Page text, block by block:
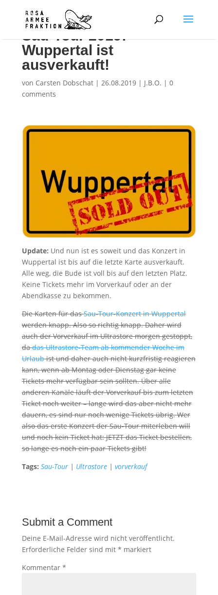
Sau-Tour 2019:
Wuppertal ist
ausverkauft!
von Carsten Dobschat| 26.08.2019| J.B.O. | 0
comments
Update: Und nun ist es soweit und das Konzert in
Wuppertal ist bis auf die letzte Karte ausverkauft.
Alle weg, die Bude ist voll bis auf den letzten Platz.
Keine Tickets mehr im Vorverkauf oder an der
Abendkasse zu bekommen.
Die Karten für dasSau-Tour-Konzert in Wuppertal
werden knapp. Also so richtig knapp. Daher wird
auch der Vorverkauf im Ultrastore morgen gestoppt,
dadas Ultrastore-Team ab kommender Woche im
Urlaubist und daher auch nicht kurzfristig reagieren
kann, wenn ab Montag oder Dienstag gar keine
Tickets mehr verfügbar sein sollten. Über alle
anderen Kanäle läuft der Vorverkauf bis zum letzten
Ticket noch weiter – lange wird das aber nicht mehr
dauern, es sind nur noch wenige Tickets übrig. Wer
also das erste Konzert der Sau-Tour miterleben will
und noch kein Ticket hat: JETZT das Ticket bestellen,
so lange es noch ein paar Tickets gibt!
Tags: Sau-Tour| Ultrastore| vorverkauf
Submit a Comment
Deine E-Mail-Adresse wird nicht veröffentlicht.
Erforderliche Felder sind mit * markiert
Kommentar *